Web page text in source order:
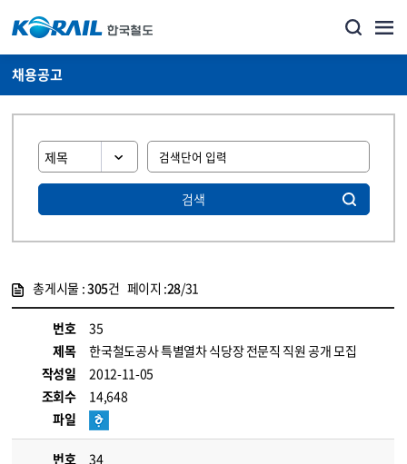
채용공고
검색
총게시물 :305건 페이지 :28/31
번호
35
제목
한국철도공사 특별열차 식당장 전문직 직원 공개 모집
작성일
2012-11-05
조회수
14,648
파일
번호
34